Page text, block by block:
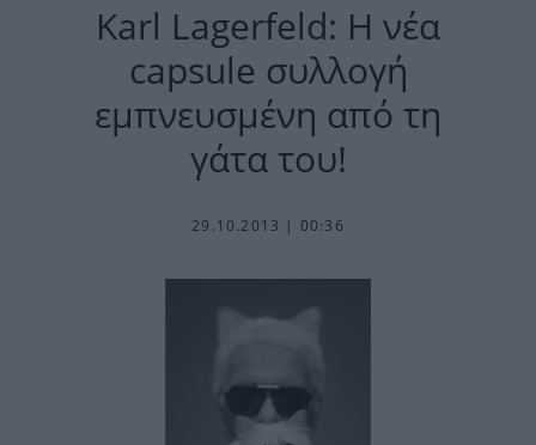
Karl Lagerfeld: Η νέα
capsule συλλογή
εμπνευσμένη από τη
γάτα του!
29.10.2013 | 00:36